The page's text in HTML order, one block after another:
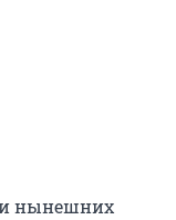
нынешних